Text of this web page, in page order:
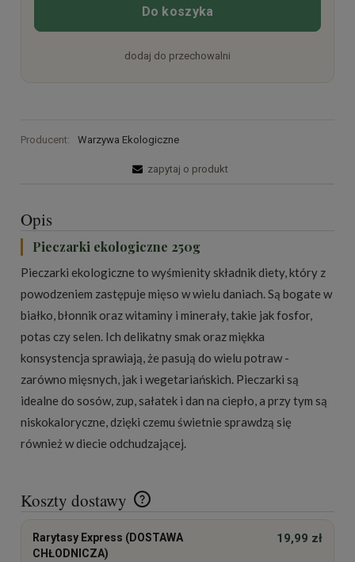
Do koszyka
dodaj do przechowalni
Producent: Warzywa Ekologiczne
zapytaj o produkt
Opis
Pieczarki ekologiczne 250g
Pieczarki ekologiczne to wyśmienity składnik diety, który z
powodzeniem zastępuje mięso w wielu daniach. Są bogate w
białko, błonnik oraz witaminy i minerały, takie jak fosfor,
potas czy selen. Ich delikatny smak oraz miękka
konsystencja sprawiają, że pasują do wielu potraw -
zarówno mięsnych, jak i wegetariańskich. Pieczarki są
idealne do sosów, zup, sałatek i dan na ciepło, a przy tym są
niskokaloryczne, dzięki czemu świetnie sprawdzą się
również w diecie odchudzającej.
Koszty dostawy
Cena nie zawiera ewentualnych kosztów płatności
Rarytasy Express (DOSTAWA
CHŁODNICZA)
19,99 zł